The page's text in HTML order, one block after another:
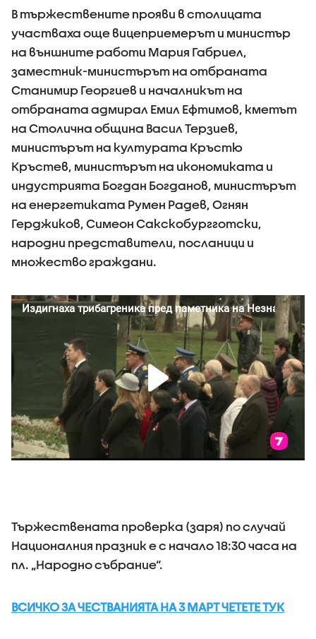
В тържествените прояви в столицата
участваха още вицеприемерът и министър
на външните работи Мария Габриел,
заместник-министърът на отбраната
Станимир Георгиев и началникът на
отбраната адмирал Емил Ефтимов, кметът
на Столична община Васил Терзиев,
министърът на културата Кръстю
Кръстев, министърът на икономиката и
индустрията Богдан Богданов, министърът
на енергетиката Румен Радев, Огнян
Герджиков, Симеон Сакскобургготски,
народни представители, посланици и
множество граждани.
Тържествената проверка (заря) по случай
Националния празник е с начало 18:30 часа на
пл. „Народно събрание“.
ВСИЧКО ЗА ЧЕСТВАНИЯТА НА 3 МАРТ ЧЕТЕТЕ ТУК